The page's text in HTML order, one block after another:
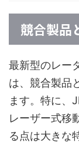
競合製品
最新型のレー
は、競合製品
ます。特に、
レーザー式移
る点は大きな